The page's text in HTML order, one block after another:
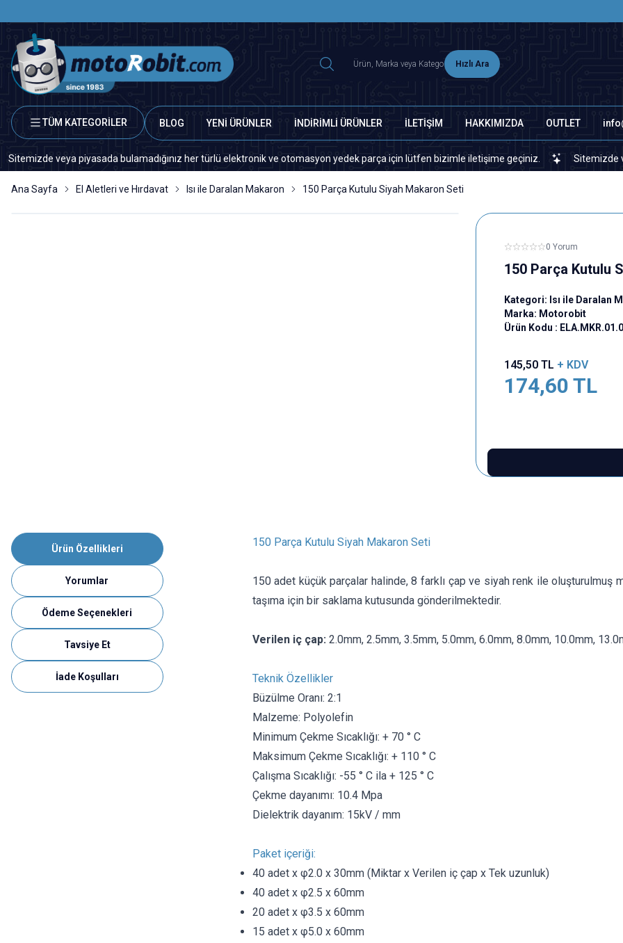
Hızlı Ara
TÜM KATEGORİLER BLOG YENİ ÜRÜNLER İNDİRİMLİ ÜRÜNLER İLETİŞİM HAKKIMIZDA OUTLET
veya piyasada bulamadığınız her türlü elektronik ve otomasyon yedek parça için lütfen bizimle iletişime geçiniz. Sitemizde veya
Ana Sayfa El Aletleri ve Hırdavat Isı ile Daralan Makaron 150 Parça Kutulu Siyah Makaron Seti
0 Yorum
150 Parça Kutulu
Kategori: Isı ile Daralan
Marka: Motorobit
Ürün Kodu :
145,50TL + KDV
174,60 TL
Ürün Özellikleri
Yorumlar
Ödeme Seçenekleri
Tavsiye Et
İade Koşulları
150 Parça Kutulu Siyah Makaron Seti
150 adet küçük parçalar halinde, 8 farklı çap ve siyah renk ile oluşturulmuş
taşıma için bir saklama kutusunda gönderilmektedir.
Verilen iç çap: 2.0mm, 2.5mm, 3.5mm, 5.0mm, 6.0mm, 8.0mm, 10.0mm,
Teknik Özellikler
Büzülme Oranı: 2:1
Malzeme: Polyolefin
Minimum Çekme Sıcaklığı: + 70 ° C
Maksimum Çekme Sıcaklığı: + 110 ° C
Çalışma Sıcaklığı: -55 ° C ila + 125 ° C
Çekme dayanımı: 10.4 Mpa
Dielektrik dayanım: 15kV / mm
Paket içeriği:
40 adet x φ2.0 x 30mm (Miktar x Verilen iç çap x Tek uzunluk)
40 adet x φ2.5 x 60mm
20 adet x φ3.5 x 60mm
15 adet x φ5.0 x 60mm